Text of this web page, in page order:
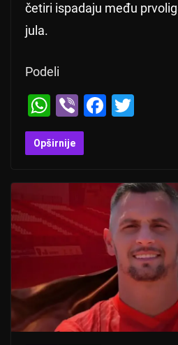
četiri ispadaju među
jula.
Podeli
W
h
at
p
p
Vi
b
er
F
b
o
o
k
Opširnije